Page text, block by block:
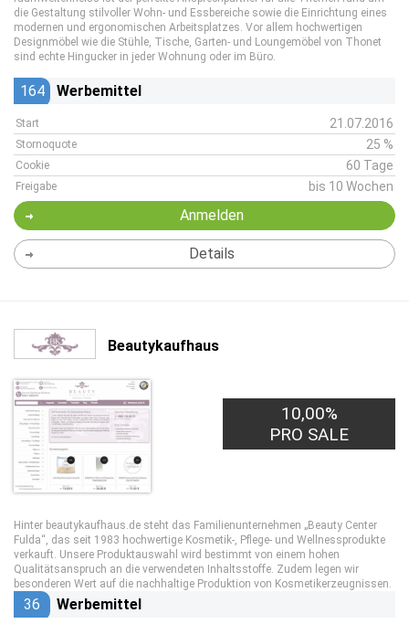
die Gestaltung stilvoller Wohn- und Essbereiche sowie die Einrichtung eines
modernen und ergonomischen Arbeitsplatzes. Vor allem hochwertigen
Designmöbel wie die Stühle, Tische, Garten- und Loungemöbel von Thonet
sind echte Hingucker in jeder Wohnung oder im Büro.
164 Werbemittel
Start 21.07.2016
Stornoquote 25 %
Cookie 60 Tage
Freigabe bis 10 Wochen
Anmelden
Details
Beautykaufhaus
10,00%
PRO SALE
Hinter beautykaufhaus.de steht das Familienunternehmen „Beauty Center
Fulda“, das seit 1983 hochwertige Kosmetik-, Pflege- und Wellnessprodukte
verkauft. Unsere Produktauswahl wird bestimmt von einem hohen
Qualitätsanspruch an die verwendeten Inhaltsstoffe. Zudem legen wir
besonderen Wert auf die nachhaltige Produktion von Kosmetikerzeugnissen.
36 Werbemittel